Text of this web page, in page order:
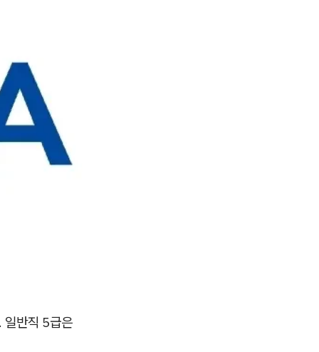
일반직 5급은